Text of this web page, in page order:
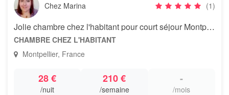
Chez Marina (1)
Jolie chambre chez l'habitant pour court séjour Montpellier Grand M
CHAMBRE CHEZ L'HABITANT
Montpellier, France
28 €
/nuit
210 €
/semaine
-
/mois